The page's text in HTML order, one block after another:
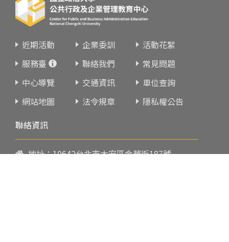
近期活動 企業委訓
活動花絮
服務臺
聯絡我們
常見問題
中心導覽
交通資訊
車位查詢
網站地圖
法令規章
隱私權公告
聯絡資訊
地址：10642台北市大安區金華街187號